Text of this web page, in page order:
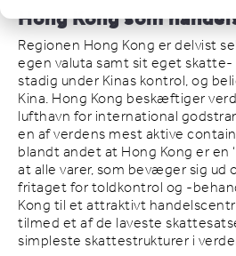
Hong Kong som
Regionen Hong Kong er delvist
egen valuta samt sit eget
stadig under Kinas kontrol, og
Kina. Hong Kong beskæftiger
lufthavn for international
en af verdens mest aktive
blandt andet at Hong Kong er en
at alle varer, som bevæger sig ud
fritaget for toldkontrol og -
Kong til et attraktivt
tilmed et af de laveste
simpleste skattestrukturer i